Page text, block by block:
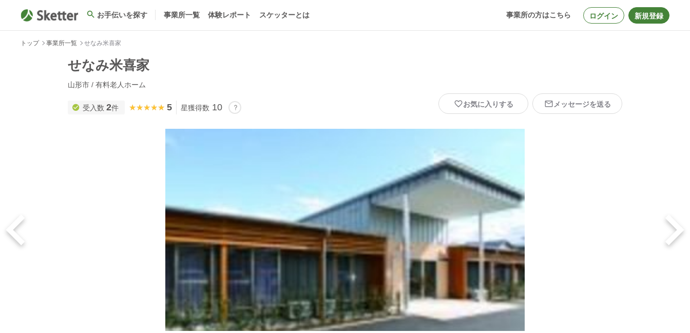
お手伝いを探す 事業所一覧 体験レポート スケッターとは 事業所の方はこちら ログイン 新規登録
トップ 事業所一覧 せなみ米喜家
せなみ米喜家
山形市 / 有料老人ホーム
受入数 2件 ★★★★★
★★★★★ 5 星獲得数 10 お気に入りする メッセージを送る